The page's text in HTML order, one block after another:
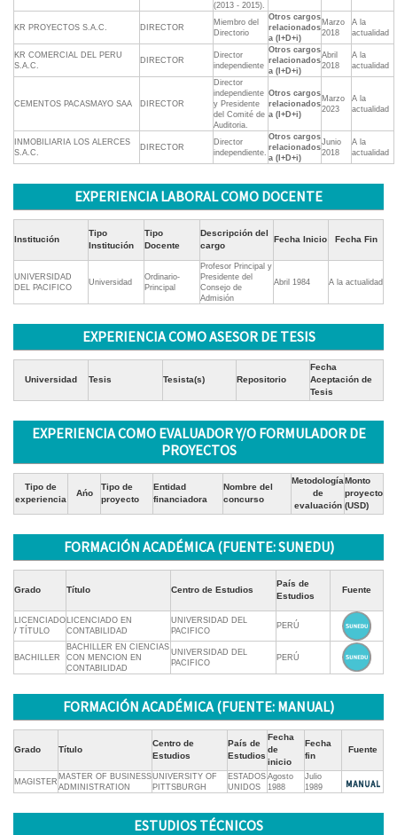
(2013 - 2015).
KR PROYECTOS S.A.C. DIRECTOR
Miembro del
Directorio
Otros cargos
relacionados
a (I+D+i)
Marzo
2018
A la
actualidad
KR COMERCIAL DEL PERU
S.A.C.
DIRECTOR
Director
independiente
Otros cargos
relacionados
a (I+D+i)
Abril
2018
A la
actualidad
CEMENTOS PACASMAYO SAA DIRECTOR
Director
independiente
y Presidente
del Comité de
Auditoria.
Otros cargos
relacionados
a (I+D+i)
Marzo
2023
A la
actualidad
INMOBILIARIA LOS ALERCES
S.A.C.
DIRECTOR
Director
independiente.
Otros cargos
relacionados
a (I+D+i)
Junio
2018
A la
actualidad
EXPERIENCIA LABORAL COMO DOCENTE
Institución
Tipo
Institución
Tipo
Docente
Descripción del
cargo
Fecha Inicio Fecha Fin
UNIVERSIDAD
DEL PACIFICO
Universidad
Ordinario-
Principal
Profesor Principal y
Presidente del
Consejo de
Admisión
Abril 1984 A la actualidad
EXPERIENCIA COMO ASESOR DE TESIS
Universidad Tesis Tesista(s) Repositorio
Fecha
Aceptación de
Tesis
EXPERIENCIA COMO EVALUADOR Y/O FORMULADOR DE
PROYECTOS
Tipo de
experiencia
Ańo
Tipo de
proyecto
Entidad
financiadora
Nombre del
concurso
Metodología
de
evaluación
Monto
proyecto
(USD)
FORMACIÓN ACADÉMICA (FUENTE: SUNEDU)
Grado Título Centro de Estudios
País de
Estudios
Fuente
LICENCIADO
/ TÍTULO
LICENCIADO EN
CONTABILIDAD
UNIVERSIDAD DEL
PACIFICO
PERÚ
BACHILLER
BACHILLER EN CIENCIAS
CON MENCION EN
CONTABILIDAD
UNIVERSIDAD DEL
PACIFICO
PERÚ
FORMACIÓN ACADÉMICA (FUENTE: MANUAL)
Grado Título
Centro de
Estudios
País de
Estudios
Fecha
de
inicio
Fecha
fin
Fuente
MAGISTER
MASTER OF BUSINESS
ADMINISTRATION
UNIVERSITY OF
PITTSBURGH
ESTADOS
UNIDOS
Agosto
1988
Julio
1989
ESTUDIOS TÉCNICOS